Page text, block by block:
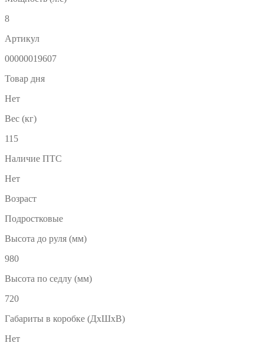
8
Артикул
00000019607
Товар дня
Нет
Вес (кг)
115
Наличие ПТС
Нет
Возраст
Подростковые
Высота до руля (мм)
980
Высота по седлу (мм)
720
Габариты в коробке (ДхШхВ)
Нет